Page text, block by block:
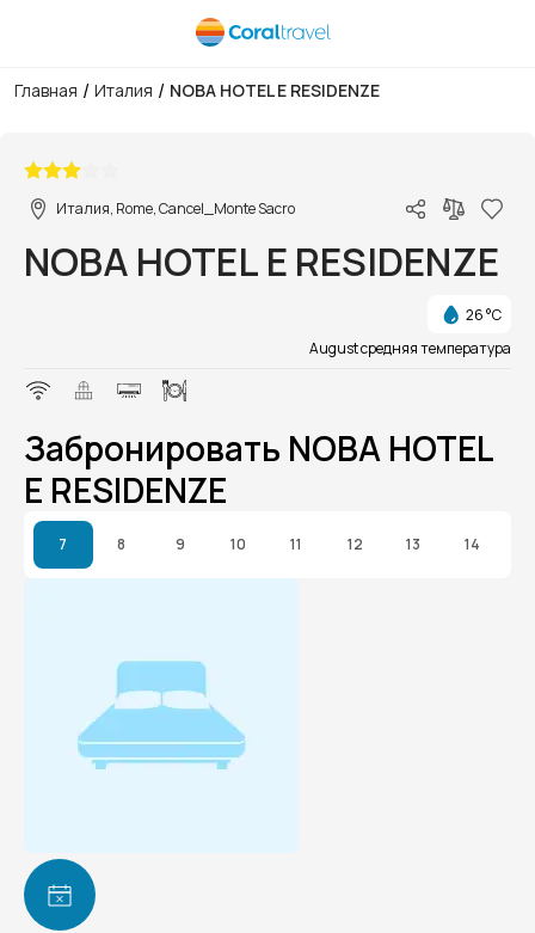
Главная / Италия / NOBA HOTEL E RESIDENZE
Италия, Rome, Cancel_Monte Sacro
NOBA HOTEL E RESIDENZE
26 °C
August средняя температура
Забронировать NOBA HOTEL
E RESIDENZE
7 8 9 10 11 12 13 14